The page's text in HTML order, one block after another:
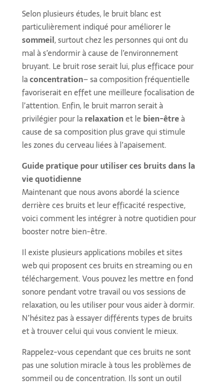
Selon plusieurs études, le bruit blanc est
particulièrement indiqué pour améliorer le
sommeil, surtout chez les personnes qui ont du
mal à s’endormir à cause de l’environnement
bruyant. Le bruit rose serait lui, plus efficace pour
laconcentration– sa composition fréquentielle
favoriserait en effet une meilleure focalisation de
l’attention. Enfin, le bruit marron serait à
privilégier pour larelaxationet le bien-êtreà
cause de sa composition plus grave qui stimule
les zones du cerveau liées à l’apaisement.
Guide pratique pour utiliser ces bruits dans la
vie quotidienne
Maintenant que nous avons abordé la science
derrière ces bruits et leur efficacité respective,
voici comment les intégrer à notre quotidien pour
booster notre bien-être.
Il existe plusieurs applications mobiles et sites
web qui proposent ces bruits en streaming ou en
téléchargement. Vous pouvez les mettre en fond
sonore pendant votre travail ou vos sessions de
relaxation, ou les utiliser pour vous aider à dormir.
N’hésitez pas à essayer différents types de bruits
et à trouver celui qui vous convient le mieux.
Rappelez-vous cependant que ces bruits ne sont
pas une solution miracle à tous les problèmes de
sommeil ou de concentration. Ils sont un outil